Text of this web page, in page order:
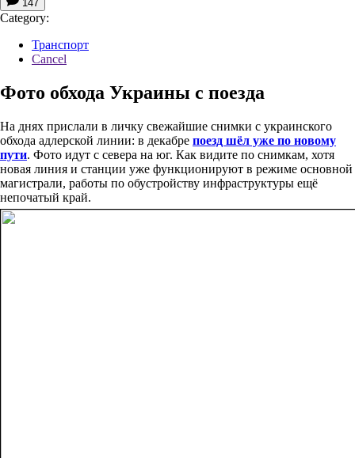
147
Category:
Транспорт
Cancel
Фото обхода Украины с поезда
На днях прислали в личку свежайшие снимки с украинского
обхода адлерской линии: в декабре поезд шёл уже по новому
пути. Фото идут с севера на юг. Как видите по снимкам, хотя
новая линия и станции уже функционируют в режиме основной
магистрали, работы по обустройству инфраструктуры ещё
непочатый край.